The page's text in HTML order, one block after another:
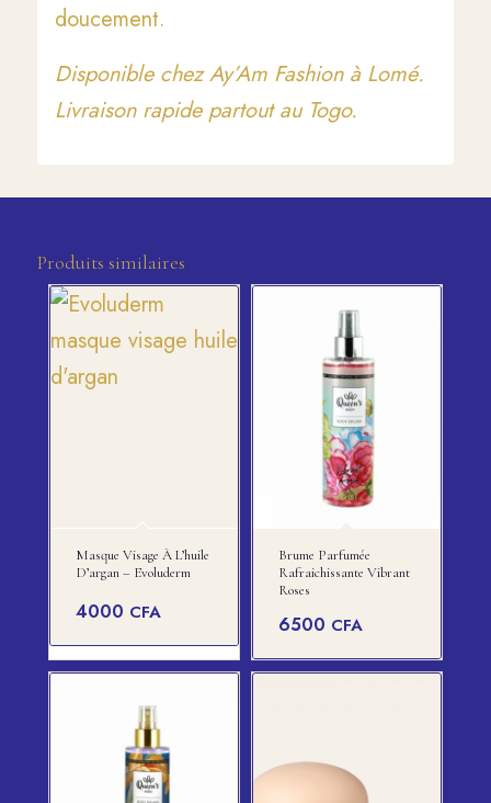
doucement.
Disponible chez Ay’Am Fashion à Lomé.
Livraison rapide partout au Togo.
Produits similaires
Masque Visage À L’huile
D’argan – Evoluderm
4000 CFA
Brume Parfumée
Rafraichissante Vibrant
Roses
6500 CFA